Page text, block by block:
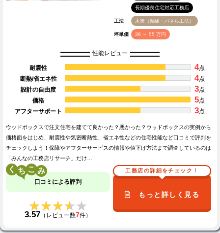
長期優良住宅対応工務店
工法 木造（軸組・パネル工法）
坪単価 36 ～ 55 万円
性能レビュー
耐震性 4点
断熱/省エネ性
4点
設計の自由度
3点
価格
5点
アフターサポート
3点
ウッドボックスで注文住宅を建てて良かった？悪かった？ウッドボックスの実例から
価格面をはじめ、耐震性や気密断熱性、省エネ性などの住宅性能など口コミで評判を
チェックしよう！保障やアフターサービスの情報や値下げ方法まで調査しているのは
「みんなの工務店リサーチ」だけ…
く こ
口コミによる評判
★★★★★
★★★★★
3.57 （レビュー数7件）
工務店の詳細をチェック！
もっと詳しく見る